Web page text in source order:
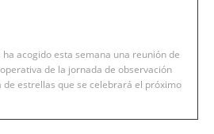
acogido esta semana una reunión de
de la jornada de observación
de estrellas que se celebrará el próximo